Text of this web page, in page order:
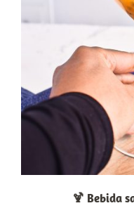
🍹​ Bebida